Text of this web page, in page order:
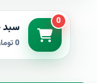
0 سبد
0 تومان